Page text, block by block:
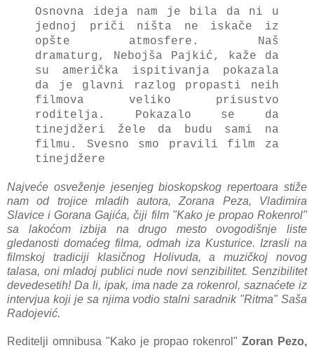
Osnovna ideja nam je bila da ni u
jednoj priči ništa ne iskače iz
opšte atmosfere. Naš
dramaturg, Nebojša Pajkić, kaže da
su američka ispitivanja pokazala
da je glavni razlog propasti neih
filmova veliko prisustvo
roditelja. Pokazalo se da
tinejdžeri žele da budu sami na
filmu. Svesno smo pravili film za
tinejdžere
Najveće osveženje jesenjeg bioskopskog repertoara stiže
nam od trojice mladih autora, Zorana Peza, Vladimira
Slavice i Gorana Gajića, čiji film "Kako je propao Rokenrol"
sa lakoćom izbija na drugo mesto ovogodišnje liste
gledanosti domaćeg filma, odmah iza Kusturice. Izrasli na
filmskoj tradiciji klasičnog Holivuda, a muzičkoj novog
talasa, oni mladoj publici nude novi senzibilitet. Senzibilitet
devedesetih! Da li, ipak, ima nade za rokenrol, saznaćete iz
intervjua koji je sa njima vodio stalni saradnik "Ritma" Saša
Radojević.
Reditelji omnibusa "Kako je propao rokenrol" Zoran Pezo,